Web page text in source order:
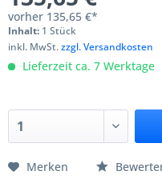
vorher 135,65 €*
Inhalt: 1 Stück
inkl. MwSt.zzgl. Versandkosten
Lieferzeit ca. 7 Werktage
Merken